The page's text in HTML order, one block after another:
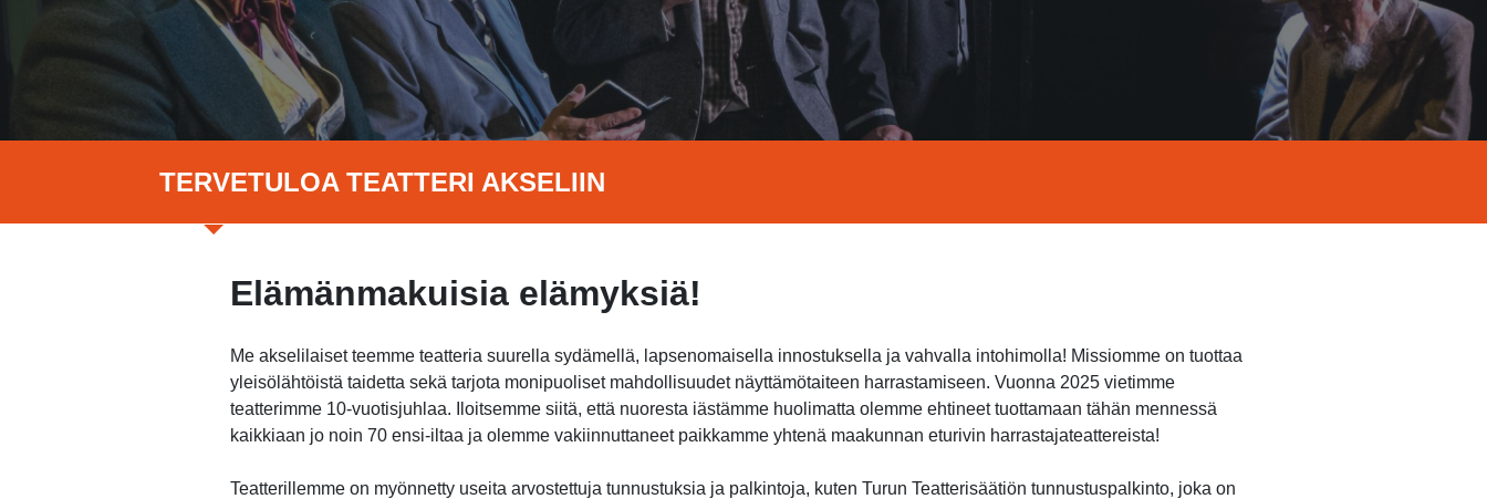
TERVETULOA TEATTERI AKSELIIN
Elämänmakuisia elämyksiä!
Me akselilaiset teemme teatteria suurella sydämellä, lapsenomaisella innostuksella ja vahvalla intohimolla! Missiomme on tuottaa
yleisölähtöistä taidetta sekä tarjota monipuoliset mahdollisuudet näyttämötaiteen harrastamiseen. Vuonna 2025 vietimme
teatterimme 10-vuotisjuhlaa. Iloitsemme siitä, että nuoresta iästämme huolimatta olemme ehtineet tuottamaan tähän mennessä
kaikkiaan jo noin 70 ensi-iltaa ja olemme vakiinnuttaneet paikkamme yhtenä maakunnan eturivin harrastajateattereista!
Teatterillemme on myönnetty useita arvostettuja tunnustuksia ja palkintoja, kuten Turun Teatterisäätiön tunnustuspalkinto, joka on